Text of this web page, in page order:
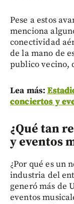
Pese a estos
menciona
conectividad
de la mano de
publico vecino,
Lea más:
conciertos y
¿Qué tan
y eventos
¿Por qué es un
industria del
generó más de
eventos